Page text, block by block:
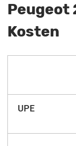
Peugeot
Kosten
UPE